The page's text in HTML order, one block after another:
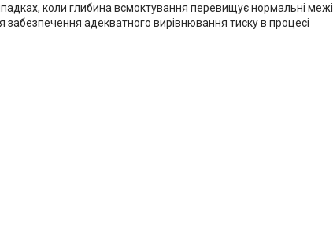
коли глибина всмоктування перевищує нормальні межі
адекватного вирівнювання тиску в процесі